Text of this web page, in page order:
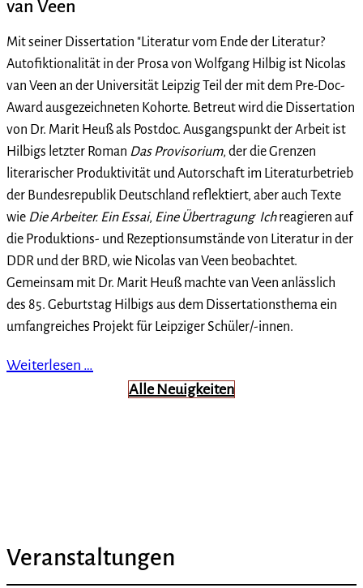
van Veen
Mit seiner Dissertation "Literatur vom Ende der Literatur?
Autofiktionalität in der Prosa von Wolfgang Hilbig ist Nicolas
van Veen an der Universität Leipzig Teil der mit dem Pre-Doc-
Award ausgezeichneten Kohorte. Betreut wird die Dissertation
von Dr. Marit Heuß als Postdoc. Ausgangspunkt der Arbeit ist
Hilbigs letzter Roman Das Provisorium, der die Grenzen
literarischer Produktivität und Autorschaft im Literaturbetrieb
der Bundesrepublik Deutschland reflektiert, aber auch Texte
wie Die Arbeiter. Ein Essai, Eine Übertragung Ichreagieren auf
die Produktions- und Rezeptionsumstände von Literatur in der
DDR und der BRD, wie Nicolas van Veen beobachtet.
Gemeinsam mit Dr. Marit Heuß machte van Veen anlässlich
des 85. Geburtstag Hilbigs aus dem Dissertationsthema ein
umfangreiches Projekt für Leipziger Schüler/-innen.
Weiterlesen …
Alle Neuigkeiten
Veranstaltungen